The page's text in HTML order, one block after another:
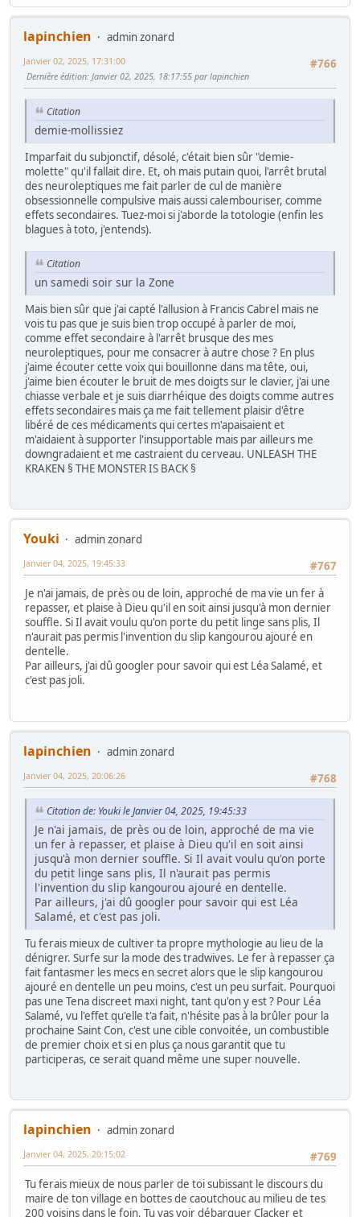
lapinchien
admin zonard
#766
Janvier 02, 2025, 17:31:00
Dernière édition: Janvier 02, 2025, 18:17:55 par lapinchien
Citation
demie-mollissiez
Imparfait du subjonctif, désolé, c'était bien sûr "demie-
molette" qu'il fallait dire. Et, oh mais putain quoi, l'arrêt brutal
des neuroleptiques me fait parler de cul de manière
obsessionnelle compulsive mais aussi calembouriser, comme
effets secondaires. Tuez-moi si j'aborde la totologie (enfin les
blagues à toto, j'entends).
Citation
un samedi soir sur la Zone
Mais bien sûr que j'ai capté l'allusion à Francis Cabrel mais ne
vois tu pas que je suis bien trop occupé à parler de moi,
comme effet secondaire à l'arrêt brusque des mes
neuroleptiques, pour me consacrer à autre chose ? En plus
j'aime écouter cette voix qui bouillonne dans ma tête, oui,
j'aime bien écouter le bruit de mes doigts sur le clavier, j'ai une
chiasse verbale et je suis diarrhéique des doigts comme autres
effets secondaires mais ça me fait tellement plaisir d'être
libéré de ces médicaments qui certes m'apaisaient et
m'aidaient à supporter l'insupportable mais par ailleurs me
downgradaient et me castraient du cerveau. UNLEASH THE
KRAKEN § THE MONSTER IS BACK §
Youki
admin zonard
#767
Janvier 04, 2025, 19:45:33
Je n'ai jamais, de près ou de loin, approché de ma vie un fer à
repasser, et plaise à Dieu qu'il en soit ainsi jusqu'à mon dernier
souffle. Si Il avait voulu qu'on porte du petit linge sans plis, Il
n'aurait pas permis l'invention du slip kangourou ajouré en
dentelle.
Par ailleurs, j'ai dû googler pour savoir qui est Léa Salamé, et
c'est pas joli.
lapinchien
admin zonard
#768
Janvier 04, 2025, 20:06:26
Citation de: Youki le Janvier 04, 2025, 19:45:33
Je n'ai jamais, de près ou de loin, approché de ma vie
un fer à repasser, et plaise à Dieu qu'il en soit ainsi
jusqu'à mon dernier souffle. Si Il avait voulu qu'on porte
du petit linge sans plis, Il n'aurait pas permis
l'invention du slip kangourou ajouré en dentelle.
Par ailleurs, j'ai dû googler pour savoir qui est Léa
Salamé, et c'est pas joli.
Tu ferais mieux de cultiver ta propre mythologie au lieu de la
dénigrer. Surfe sur la mode des tradwives. Le fer à repasser ça
fait fantasmer les mecs en secret alors que le slip kangourou
ajouré en dentelle un peu moins, c'est un peu surfait. Pourquoi
pas une Tena discreet maxi night, tant qu'on y est ? Pour Léa
Salamé, vu l'effet qu'elle t'a fait, n'hésite pas à la brûler pour la
prochaine Saint Con, c'est une cible convoitée, un combustible
de premier choix et si en plus ça nous garantit que tu
participeras, ce serait quand même une super nouvelle.
lapinchien
admin zonard
#769
Janvier 04, 2025, 20:15:02
Tu ferais mieux de nous parler de toi subissant le discours du
maire de ton village en bottes de caoutchouc au milieu de tes
200 voisins dans le foin. Tu vas voir débarquer Clacker et